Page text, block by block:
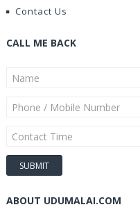
Contact Us
CALL ME BACK
ABOUT UDUMALAI.COM